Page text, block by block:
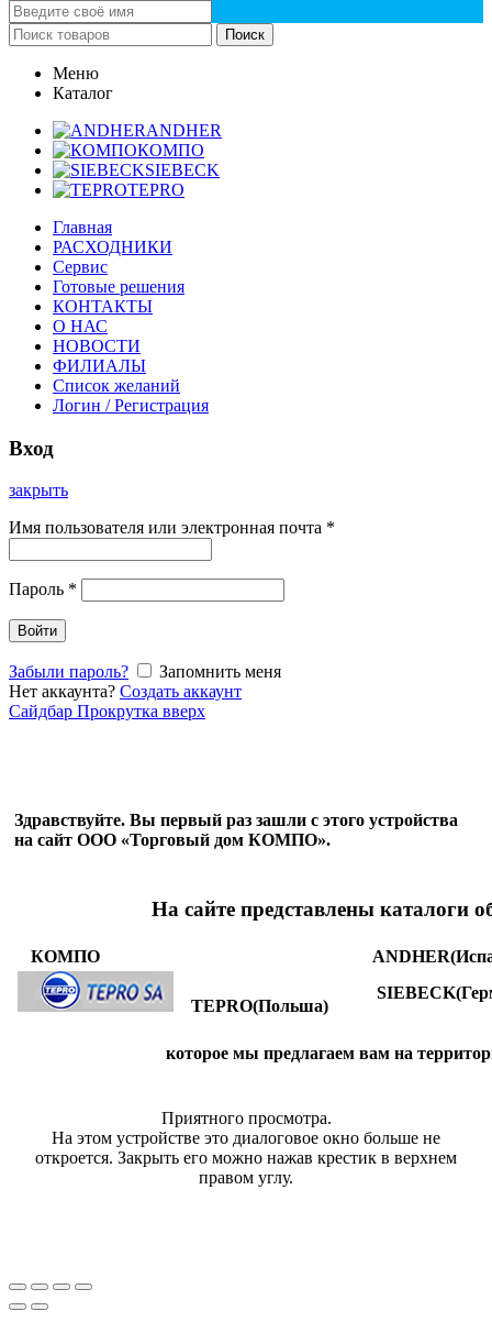
Поиск
Меню
Каталог
ANDHER
КОМПО
SIEBECK
TEPRO
Главная
РАСХОДНИКИ
Сервис
Готовые решения
КОНТАКТЫ
О НАС
НОВОСТИ
ФИЛИАЛЫ
Список желаний
Логин / Регистрация
Вход
закрыть
Имя пользователя или электронная почта *
Пароль *
Войти
Забыли пароль?
Запомнить меня
Нет аккаунта? Создать аккаунт
Сайдбар Прокрутка вверх
Здравствуйте. Вы первый раз зашли с этого устройства
на сайт ООО «Торговый дом КОМПО».
На сайте представлены каталоги
КОМПО
TEPRO(Польша)
которое мы предлагаем вам на
Приятного просмотра.
На этом устройстве это диалоговое окно больше не
откроется. Закрыть его можно нажав крестик в верхнем
правом углу.